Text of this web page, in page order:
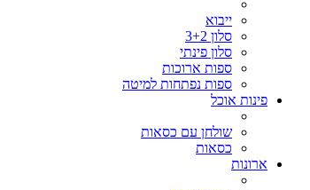
ייבוא
סלון 3+2
סלון פינתי
ספות ארוכות
ספות נפתחות למיטה
פינות אוכל
שולחן עם כסאות
כסאות
ארונות